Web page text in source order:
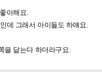
아해요.
데 그래서 아이들도 하얘요.
을 닮는다 하더라구요.